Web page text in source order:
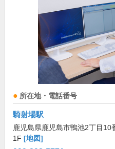
所在地・電話番号
騎射場駅
鹿児島県鹿児島市鴨池2丁目10
1F [地図]